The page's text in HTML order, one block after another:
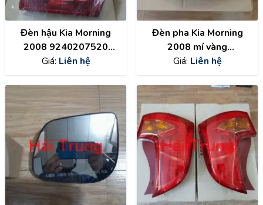
Đèn hậu Kia Morning
2008 9240207520
9240107520
Giá: Liên hệ
Đèn pha Kia Morning
2008 mí vàng
9210107700
Giá: Liên hệ